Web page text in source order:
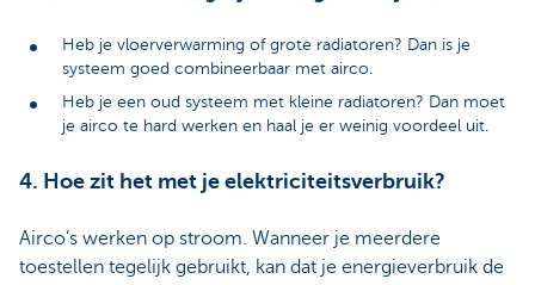
Heb je vloerverwarming of grote radiatoren? Dan is je
systeem goed combineerbaar met airco.
Heb je een oud systeem met kleine radiatoren? Dan moet
je airco te hard werken en haal je er weinig voordeel uit.
4. Hoe zit het met je elektriciteitsverbruik?
Airco’s werken op stroom. Wanneer je meerdere
toestellen tegelijk gebruikt, kan dat je energieverbruik de